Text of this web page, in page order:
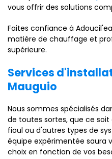
vous offrir des solutions
Faites confiance à
matière de chauffage et
supérieure.
Services
Mauguio
Nous sommes spécialisés
de toutes sortes, que ce soit
fioul ou d'autres types de
équipe expérimentée saura
choix en fonction de vos